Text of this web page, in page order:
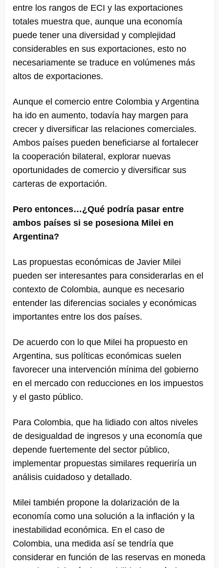
entre los rangos de ECI y las exportaciones
totales muestra que, aunque una economía
puede tener una diversidad y complejidad
considerables en sus exportaciones, esto no
necesariamente se traduce en volúmenes más
altos de exportaciones.
Aunque el comercio entre Colombia y Argentina
ha ido en aumento, todavía hay margen para
crecer y diversificar las relaciones comerciales.
Ambos países pueden beneficiarse al fortalecer
la cooperación bilateral, explorar nuevas
oportunidades de comercio y diversificar sus
carteras de exportación.
Pero entonces…¿Qué podría pasar entre
ambos países si se posesiona Milei en
Argentina?
Las propuestas económicas de Javier Milei
pueden ser interesantes para considerarlas en el
contexto de Colombia, aunque es necesario
entender las diferencias sociales y económicas
importantes entre los dos países.
De acuerdo con lo que Milei ha propuesto en
Argentina, sus políticas económicas suelen
favorecer una intervención mínima del gobierno
en el mercado con reducciones en los impuestos
y el gasto público.
Para Colombia, que ha lidiado con altos niveles
de desigualdad de ingresos y una economía que
depende fuertemente del sector público,
implementar propuestas similares requeriría un
análisis cuidadoso y detallado.
Milei también propone la dolarización de la
economía como una solución a la inflación y la
inestabilidad económica. En el caso de
Colombia, una medida así se tendría que
considerar en función de las reservas en moneda